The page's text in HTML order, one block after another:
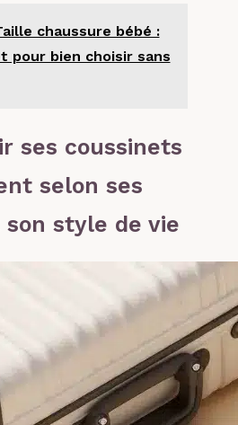
chaussure bébé :
pour bien choisir sans
ses coussinets
selon ses
son style de vie